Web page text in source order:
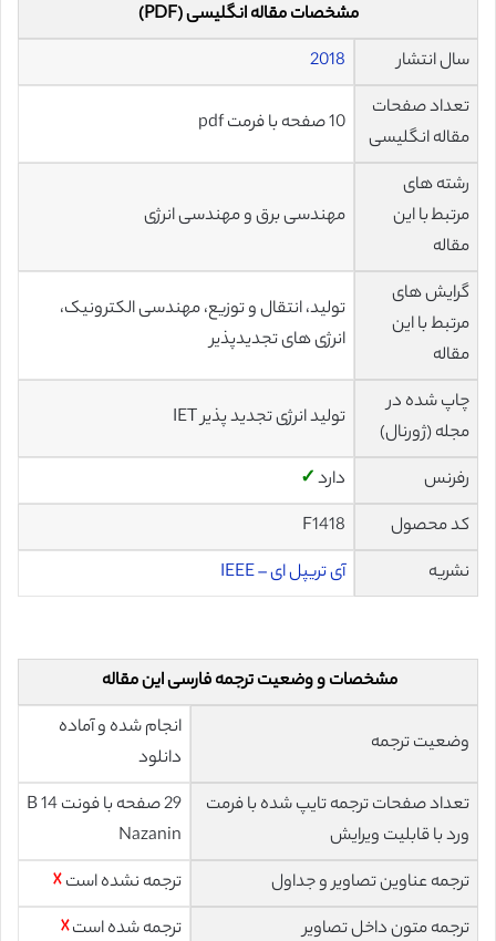
مشخصات مقاله انگلیسی (PDF)
سال انتشار
2018
تعداد صفحات
مقاله انگلیسی
10 صفحه با فرمت pdf
رشته های
مرتبط با این
مقاله
مهندسی برق و مهندسی انرژی
گرایش های
مرتبط با این
مقاله
تولید، انتقال و توزیع، مهندسی الکترونیک،
انرژی های تجدیدپذیر
چاپ شده در
مجله (ژورنال)
تولید انرژی تجدید پذیر IET
رفرنس دارد✓
کد محصول
F1418
نشریه
آی تریپل ای – IEEE
مشخصات و وضعیت ترجمه فارسی این مقاله
وضعیت ترجمه
انجام شده و آماده
دانلود
تعداد صفحات ترجمه تایپ شده با فرمت
ورد با قابلیت ویرایش
29 صفحه با فونت 14 B
Nazanin
ترجمه عناوین تصاویر و جداول
ترجمه نشده است☓
ترجمه متون داخل تصاویر
ترجمه شده است☓